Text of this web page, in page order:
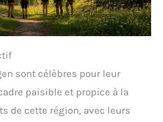
sont célèbres pour leur
paisible et propice à la
de cette région, avec leurs